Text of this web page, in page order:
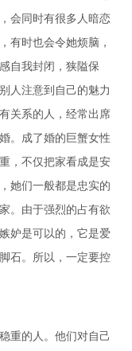
会同时有很多人暗恋
有时也会令她烦脑，
自我封闭，狭隘保
人注意到自己的魅力
关系的人，经常出席
。成了婚的巨蟹女性
，不仅把家看成是安
她们一般都是忠实的
。由于强烈的占有欲
妒是可以的，它是爱
石。所以，一定要控
重的人。他们对自己